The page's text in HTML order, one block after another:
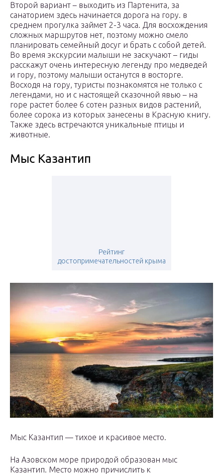
Второй вариант – выходить из Партенита, за
санаторием здесь начинается дорога на гору. в
среднем прогулка займет 2-3 часа. Для восхождения
сложных маршрутов нет, поэтому можно смело
планировать семейный досуг и брать с собой детей.
Во время экскурсии малыши не заскучают – гиды
расскажут очень интересную легенду про медведей
и гору, поэтому малыши останутся в восторге.
Восходя на гору, туристы познакомятся не только с
легендами, но и с настоящей сказочной явью – на
горе растет более 6 сотен разных видов растений,
более сорока из которых занесены в Красную книгу.
Также здесь встречаются уникальные птицы и
животные.
Мыс Казантип
Рейтинг
достопримечательностей крыма
Мыс Казантип — тихое и красивое место.
На Азовском море природой образован мыс
Казантип. Место можно причислить к